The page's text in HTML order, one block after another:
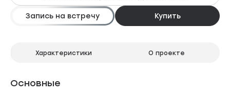
Запись на встречу Купить
Характеристики О проекте
Основные